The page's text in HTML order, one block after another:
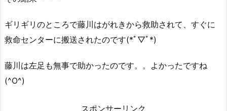
ギリギリのところで藤川はがれきから救助されて、すぐに
救命センターに搬送されたのです(*ﾟ▽ﾟ*)
藤川は左足も無事で助かったのです。。よかったですね
(^O^)
スポンサーリンク